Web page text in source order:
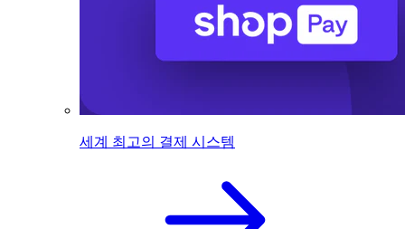
세계 최고의 결제 시스템